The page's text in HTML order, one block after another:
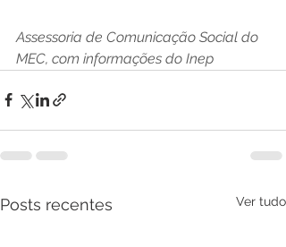
Assessoria de Comunicação Social do
MEC, com informações do Inep
Posts recentes Ver tudo